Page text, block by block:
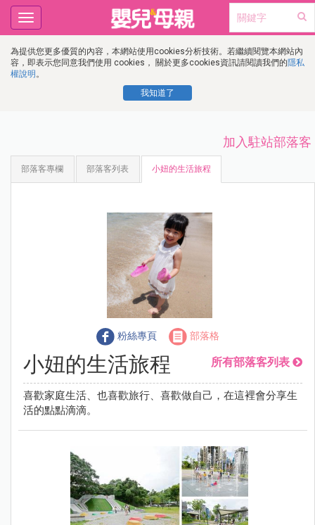
為提供您更多優質的內容，本網站使用cookies分析技術。若繼續閱覽本網站內
容，即表示您同意我們使用 cookies， 關於更多cookies資訊請閱讀我們的隱私
權說明 。
我知道了
Toggle
navigation
加入駐站部落客
部落客專欄 部落客列表 小妞的生活旅程
粉絲專頁 部落格
小妞的生活旅程 所有部落客列表
喜歡家庭生活、也喜歡旅行、喜歡做自己，在這裡會分享生
活的點點滴滴。